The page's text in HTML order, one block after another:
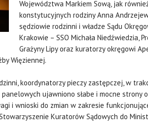
Województwa Markiem Sową, jak
konstytucyjnych rodziny Anna
sędziowie rodzinni i władze Sądu
Krakowie – SSO Michała Niedźwiedzia,
Grażyny Lipy oraz kuratorzy okręgowi
Więziennej.
koordynatorzy pieczy zastępczej, w
ujawniono słabe i mocne strony
i wnioski do zmian w zakresie
Kuratorów Sądowych do